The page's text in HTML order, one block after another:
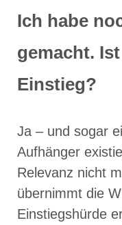
Ich habe
gemacht.
Einstieg?
Ja – und sogar
Aufhänger
Relevanz nicht
übernimmt die
Einstiegshürde